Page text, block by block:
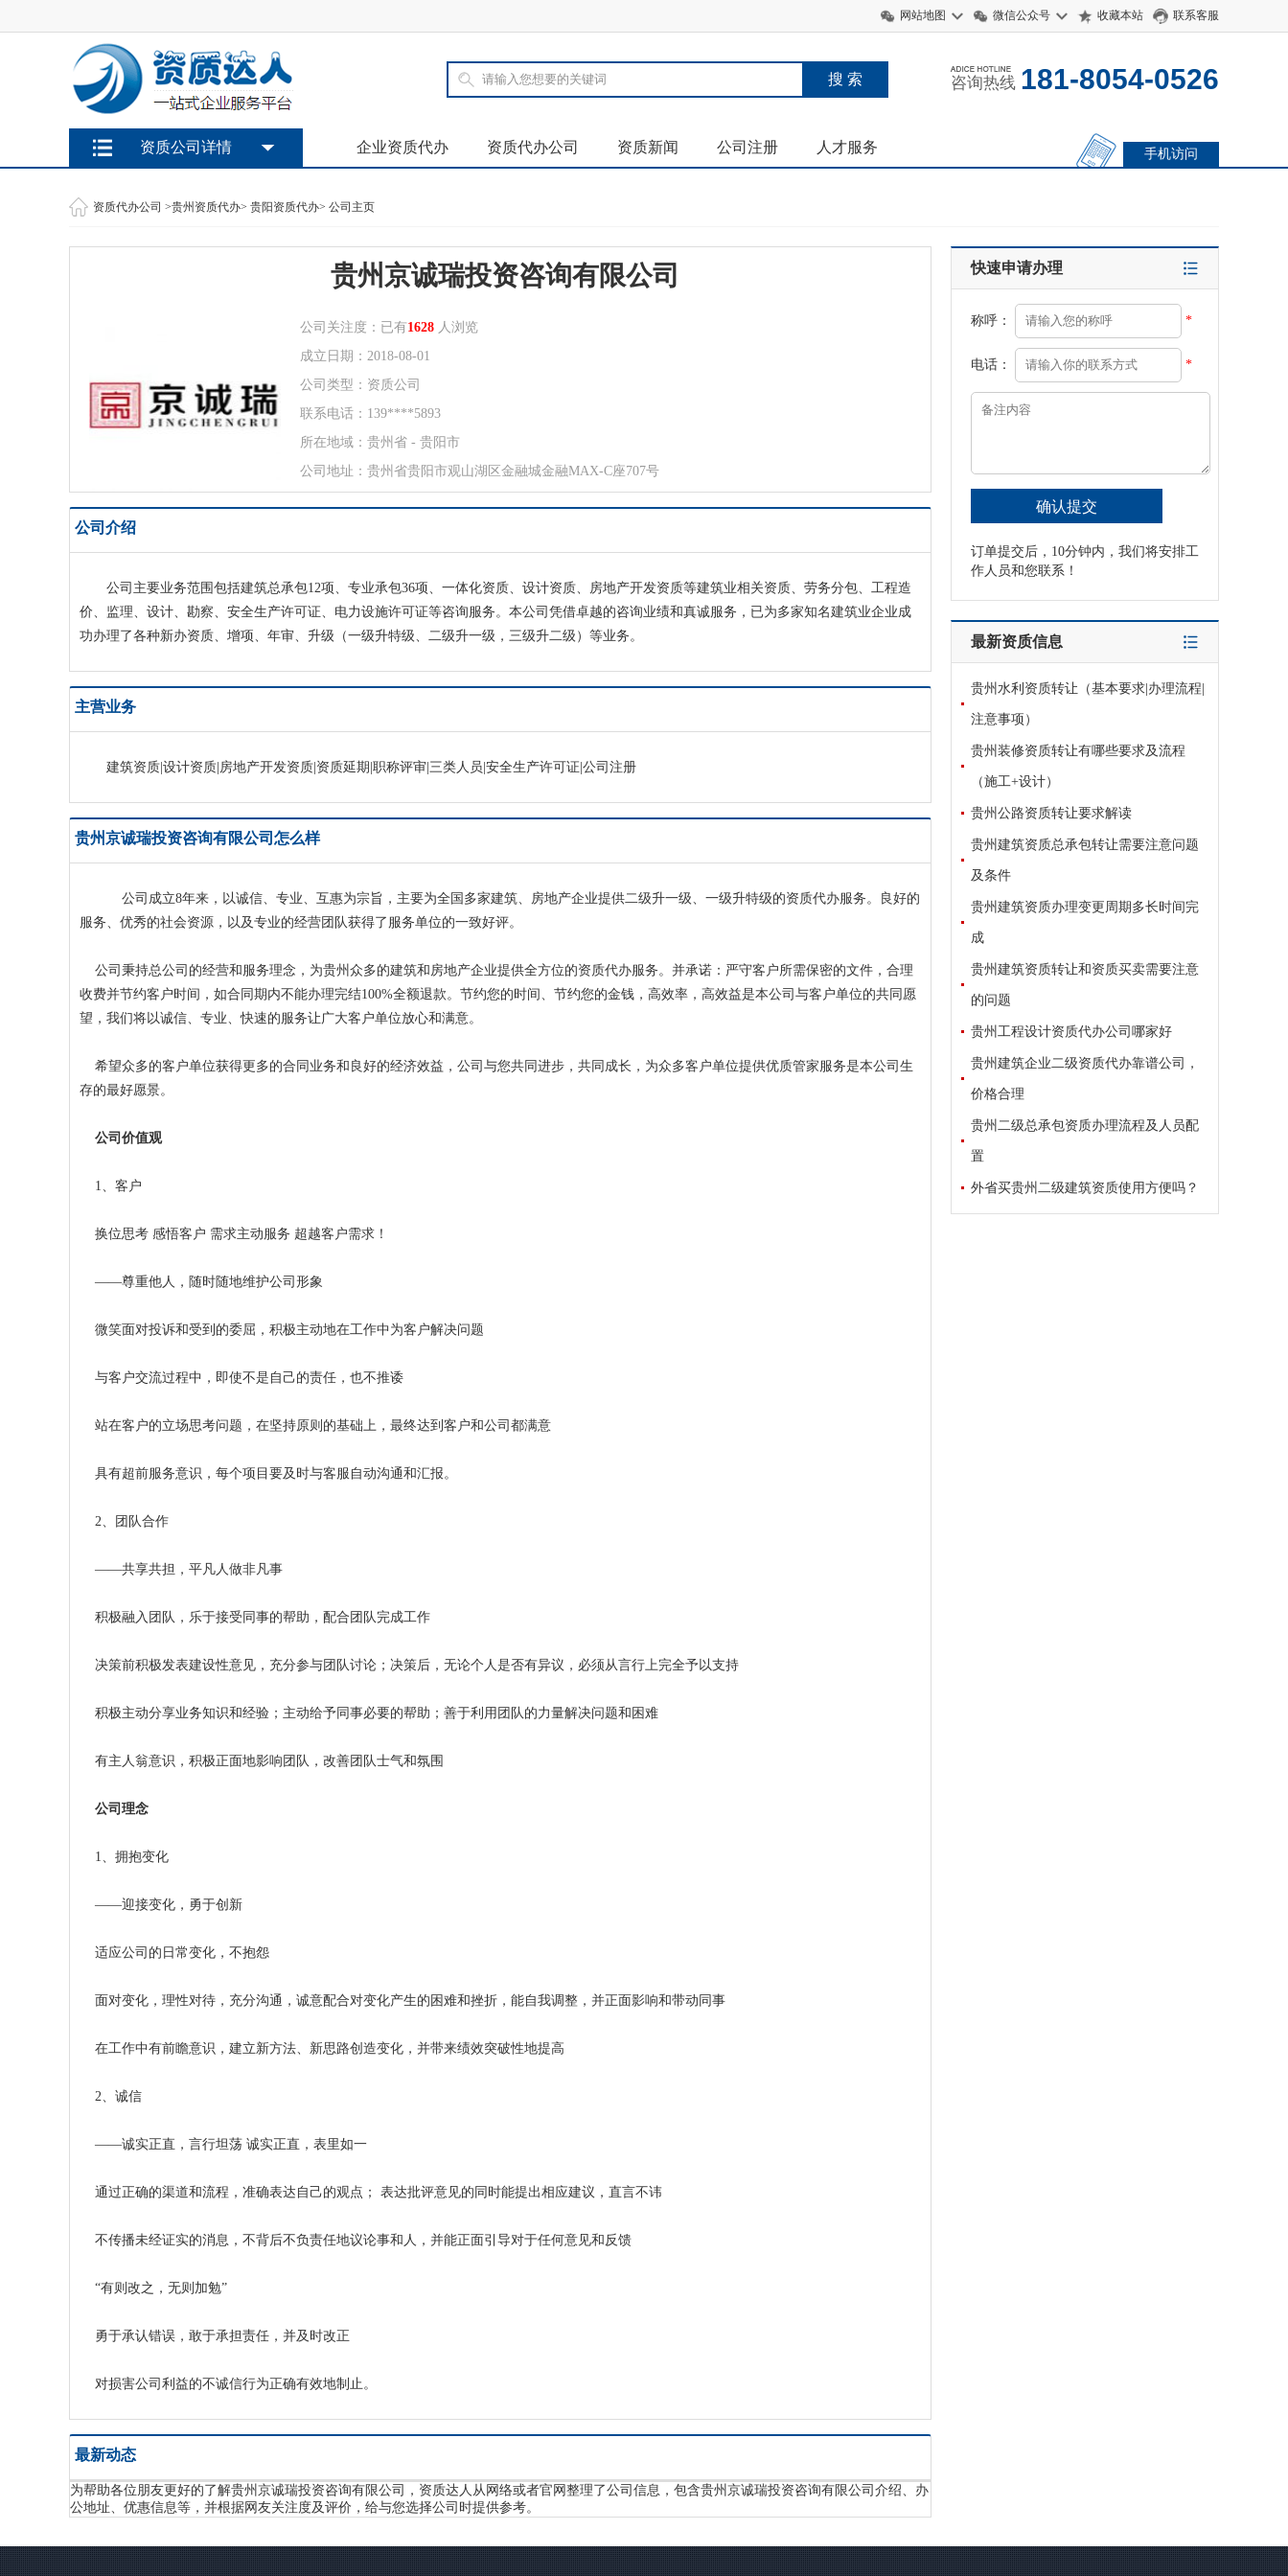
网站地图 微信公众号 收藏本站 联系客服
咨询热线 181-8054-0526
企业资质代办 资质代办公司 资质新闻 公司注册 人才服务 手机访问
资质公司详情
资质代办公司 >贵州资质代办> 贵阳资质代办> 公司主页
贵州京诚瑞投资咨询有限公司
公司关注度：已有1628 人浏览
成立日期：2018-08-01
公司类型：资质公司
联系电话：139****5893
所在地域：贵州省 - 贵阳市
公司地址：贵州省贵阳市观山湖区金融城金融MAX-C座707号
公司介绍
公司主要业务范围包括建筑总承包12项、专业承包36项、一体化资质、设计资质、房地产开发资质等建筑业相关资质、劳务分包、工程造
价、监理、设计、勘察、安全生产许可证、电力设施许可证等咨询服务。本公司凭借卓越的咨询业绩和真诚服务，已为多家知名建筑业企业成
功办理了各种新办资质、增项、年审、升级（一级升特级、二级升一级，三级升二级）等业务。
主营业务
建筑资质|设计资质|房地产开发资质|资质延期|职称评审|三类人员|安全生产许可证|公司注册
贵州京诚瑞投资咨询有限公司怎么样
公司成立8年来，以诚信、专业、互惠为宗旨，主要为全国多家建筑、房地产企业提供二级升一级、一级升特级的资质代办服务。良好的
服务、优秀的社会资源，以及专业的经营团队获得了服务单位的一致好评。
公司秉持总公司的经营和服务理念，为贵州众多的建筑和房地产企业提供全方位的资质代办服务。并承诺：严守客户所需保密的文件，合理
收费并节约客户时间，如合同期内不能办理完结100%全额退款。节约您的时间、节约您的金钱，高效率，高效益是本公司与客户单位的共同愿
望，我们将以诚信、专业、快速的服务让广大客户单位放心和满意。
希望众多的客户单位获得更多的合同业务和良好的经济效益，公司与您共同进步，共同成长，为众多客户单位提供优质管家服务是本公司生
存的最好愿景。
公司价值观
1、客户
换位思考 感悟客户 需求主动服务 超越客户需求！
——尊重他人，随时随地维护公司形象
微笑面对投诉和受到的委屈，积极主动地在工作中为客户解决问题
与客户交流过程中，即使不是自己的责任，也不推诿
站在客户的立场思考问题，在坚持原则的基础上，最终达到客户和公司都满意
具有超前服务意识，每个项目要及时与客服自动沟通和汇报。
2、团队合作
——共享共担，平凡人做非凡事
积极融入团队，乐于接受同事的帮助，配合团队完成工作
决策前积极发表建设性意见，充分参与团队讨论；决策后，无论个人是否有异议，必须从言行上完全予以支持
积极主动分享业务知识和经验；主动给予同事必要的帮助；善于利用团队的力量解决问题和困难
有主人翁意识，积极正面地影响团队，改善团队士气和氛围
公司理念
1、拥抱变化
——迎接变化，勇于创新
适应公司的日常变化，不抱怨
面对变化，理性对待，充分沟通，诚意配合对变化产生的困难和挫折，能自我调整，并正面影响和带动同事
在工作中有前瞻意识，建立新方法、新思路创造变化，并带来绩效突破性地提高
2、诚信
——诚实正直，言行坦荡 诚实正直，表里如一
通过正确的渠道和流程，准确表达自己的观点； 表达批评意见的同时能提出相应建议，直言不讳
不传播未经证实的消息，不背后不负责任地议论事和人，并能正面引导对于任何意见和反馈
“有则改之，无则加勉”
勇于承认错误，敢于承担责任，并及时改正
对损害公司利益的不诚信行为正确有效地制止。
最新动态
为帮助各位朋友更好的了解贵州京诚瑞投资咨询有限公司，资质达人从网络或者官网整理了公司信息，包含贵州京诚瑞投资咨询有限公司介绍、办
公地址、优惠信息等，并根据网友关注度及评价，给与您选择公司时提供参考。
快速申请办理
称呼： *
电话： *
订单提交后，10分钟内，我们将安排工
作人员和您联系！
最新资质信息
贵州水利资质转让（基本要求|办理流程|
注意事项）
贵州装修资质转让有哪些要求及流程
（施工+设计）
贵州公路资质转让要求解读
贵州建筑资质总承包转让需要注意问题
及条件
贵州建筑资质办理变更周期多长时间完
成
贵州建筑资质转让和资质买卖需要注意
的问题
贵州工程设计资质代办公司哪家好
贵州建筑企业二级资质代办靠谱公司，
价格合理
贵州二级总承包资质办理流程及人员配
置
外省买贵州二级建筑资质使用方便吗？